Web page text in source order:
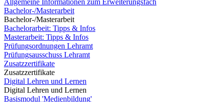
Allgemeine Informationen zum Erweiterungsfach
Bachelor-/Masterarbeit
Bachelor-/Masterarbeit
Bachelorarbeit: Tipps & Infos
Masterarbeit: Tipps & Infos
Prüfungsordnungen Lehramt
Prüfungsausschuss Lehramt
Zusatzzertifikate
Zusatzzertifikate
Digital Lehren und Lernen
Digital Lehren und Lernen
Basismodul 'Medienbildung'